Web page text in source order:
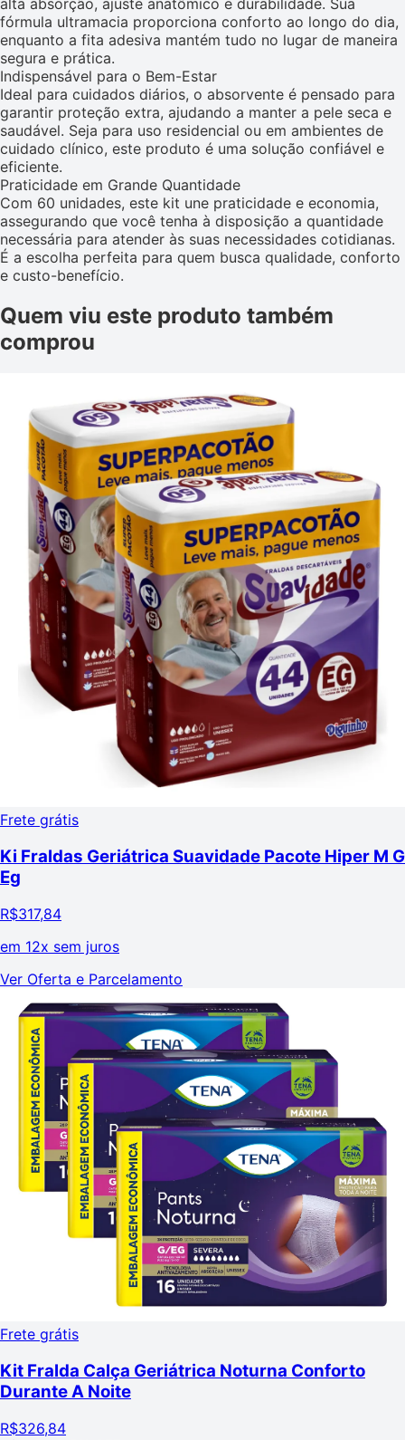
alta absorção, ajuste anatômico e durabilidade. Sua
fórmula ultramacia proporciona conforto ao longo do dia,
enquanto a fita adesiva mantém tudo no lugar de maneira
segura e prática.
Indispensável para o Bem-Estar
Ideal para cuidados diários, o absorvente é pensado para
garantir proteção extra, ajudando a manter a pele seca e
saudável. Seja para uso residencial ou em ambientes de
cuidado clínico, este produto é uma solução confiável e
eficiente.
Praticidade em Grande Quantidade
Com 60 unidades, este kit une praticidade e economia,
assegurando que você tenha à disposição a quantidade
necessária para atender às suas necessidades cotidianas.
É a escolha perfeita para quem busca qualidade, conforto
e custo-benefício.
Quem viu este produto também
comprou
Frete grátis
Ki Fraldas Geriátrica Suavidade Pacote Hiper M G
Eg
R$317,84
em 12x sem juros
Ver Oferta e Parcelamento
Frete grátis
Kit Fralda Calça Geriátrica Noturna Conforto
Durante A Noite
R$326,84